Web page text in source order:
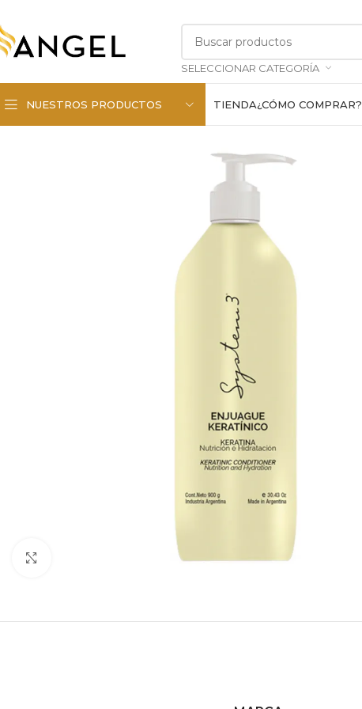
SELECCIONAR CATEGORÍA
NUESTROS PRODUCTOS TIENDA¿CÓMO COMPRAR?